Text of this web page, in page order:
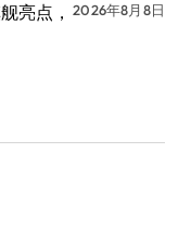
亮点， 2026年8月8日